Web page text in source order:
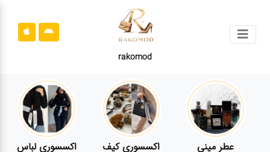
rakomod
محصولات
قوانین
سایت
عطر مینی اکسسوری کیف اکسسوری لباس